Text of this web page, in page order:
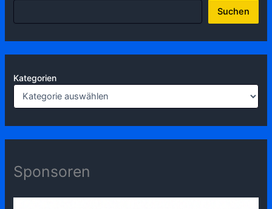
Suchen
Kategorien
Sponsoren